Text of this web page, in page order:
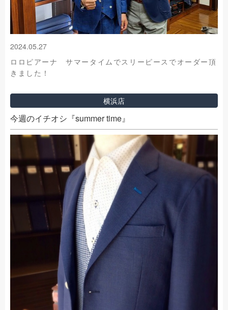
2024.05.27
ロロピアーナ サマータイムでスリーピースでオーダー頂
きました！
横浜店
今週のイチオシ『summer time』